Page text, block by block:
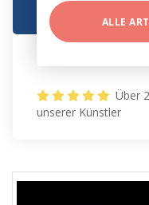
ALLE
Über
unserer Künstler